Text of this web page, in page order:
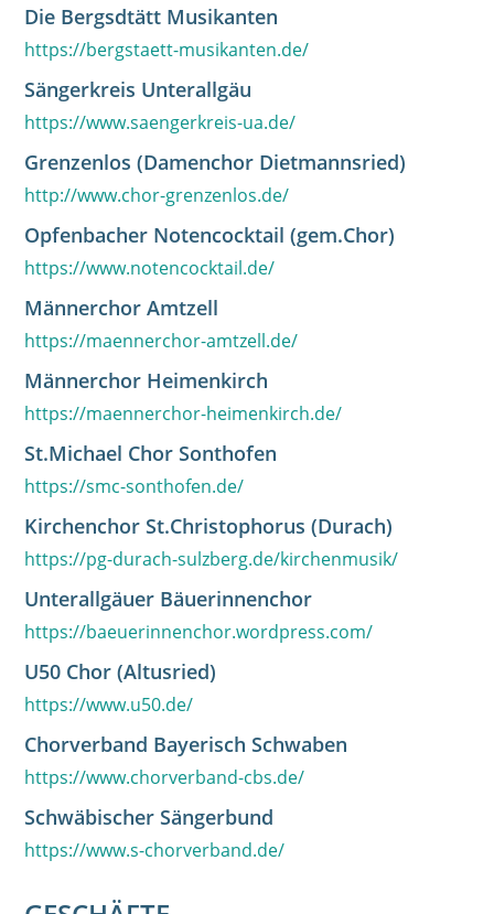
Die Bergsdtätt Musikanten
https://bergstaett-musikanten.de/
Sängerkreis Unterallgäu
https://www.saengerkreis-ua.de/
Grenzenlos (Damenchor Dietmannsried)
http://www.chor-grenzenlos.de/
Opfenbacher Notencocktail (gem.Chor)
https://www.notencocktail.de/
Männerchor Amtzell
https://maennerchor-amtzell.de/
Männerchor Heimenkirch
https://maennerchor-heimenkirch.de/
St.Michael Chor Sonthofen
https://smc-sonthofen.de/
Kirchenchor St.Christophorus (Durach)
https://pg-durach-sulzberg.de/kirchenmusik/
Unterallgäuer Bäuerinnenchor
https://baeuerinnenchor.wordpress.com/
U50 Chor (Altusried)
https://www.u50.de/
Chorverband Bayerisch Schwaben
https://www.chorverband-cbs.de/
Schwäbischer Sängerbund
https://www.s-chorverband.de/